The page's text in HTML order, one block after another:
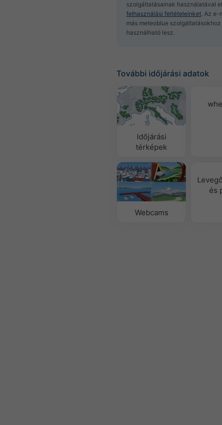
szolgáltatásainak használatával
felhasználási feltételeinket . Az
más meteoblue szolgáltatásokhoz
használható lesz.
További időjárási adatok
Időjárási
térképek
Webcams
és